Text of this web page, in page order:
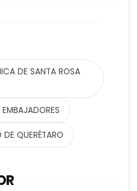
DE SANTA ROSA
QUERÉTARO